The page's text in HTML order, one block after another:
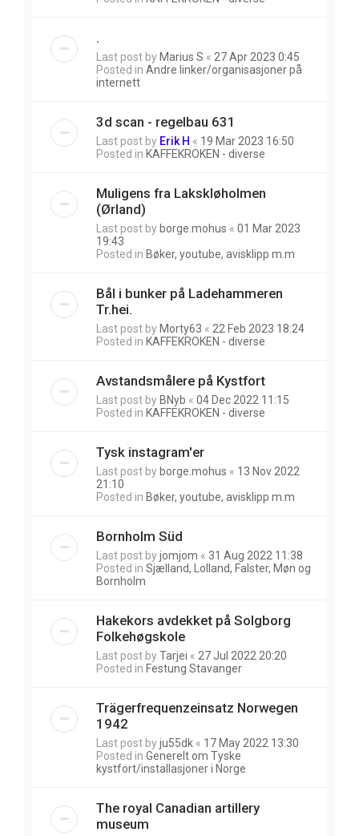
.
Last post by Marius S « 27 Apr 2023 0:45
Posted in Andre linker/organisasjoner på
internett
3d scan - regelbau 631
Last post by Erik H « 19 Mar 2023 16:50
Posted in KAFFEKROKEN - diverse
Muligens fra Lakskløholmen
(Ørland)
Last post by borge.mohus « 01 Mar 2023
19:43
Posted in Bøker, youtube, avisklipp m.m
Bål i bunker på Ladehammeren
Tr.hei.
Last post by Morty63 « 22 Feb 2023 18:24
Posted in KAFFEKROKEN - diverse
Avstandsmålere på Kystfort
Last post by BNyb « 04 Dec 2022 11:15
Posted in KAFFEKROKEN - diverse
Tysk instagram'er
Last post by borge.mohus « 13 Nov 2022
21:10
Posted in Bøker, youtube, avisklipp m.m
Bornholm Süd
Last post byjomjom « 31 Aug 2022 11:38
Posted in Sjælland, Lolland, Falster, Møn og
Bornholm
Hakekors avdekket på Solgborg
Folkehøgskole
Last post byTarjei « 27 Jul 2022 20:20
Posted in Festung Stavanger
Trägerfrequenzeinsatz Norwegen
1942
Last post byju55dk « 17 May 2022 13:30
Posted in Generelt om Tyske
kystfort/installasjoner i Norge
The royal Canadian artillery
museum